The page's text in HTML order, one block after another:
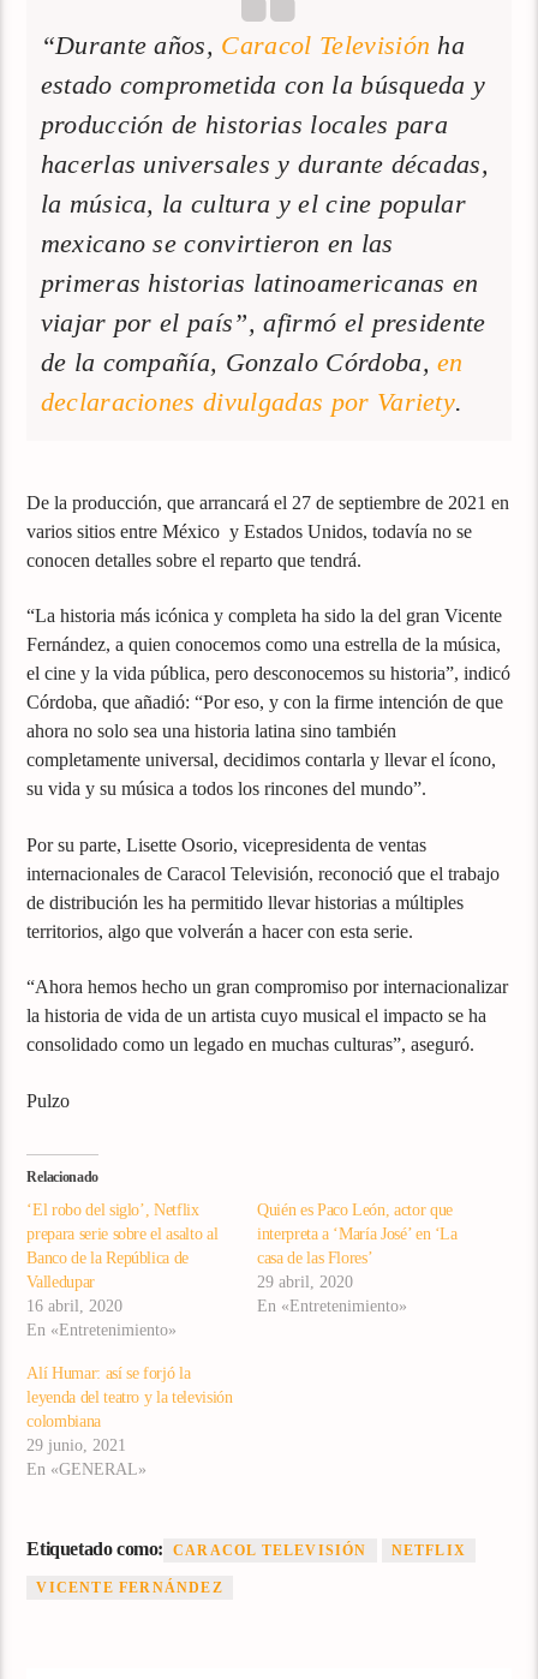
“Durante años, Caracol Televisión ha
estado comprometida con la búsqueda y
producción de historias locales para
hacerlas universales y durante décadas,
la música, la cultura y el cine popular
mexicano se convirtieron en las
primeras historias latinoamericanas en
viajar por el país”, afirmó el presidente
de la compañía, Gonzalo Córdoba,en
declaraciones divulgadas por Variety.
De la producción, que arrancará el 27 de septiembre de 2021 en
varios sitios entre México y Estados Unidos, todavía no se
conocen detalles sobre el reparto que tendrá.
“La historia más icónica y completa ha sido la del gran Vicente
Fernández, a quien conocemos como una estrella de la música,
el cine y la vida pública, pero desconocemos su historia”, indicó
Córdoba, que añadió: “Por eso, y con la firme intención de que
ahora no solo sea una historia latina sino también
completamente universal, decidimos contarla y llevar el ícono,
su vida y su música a todos los rincones del mundo”.
Por su parte, Lisette Osorio, vicepresidenta de ventas
internacionales de Caracol Televisión, reconoció que el trabajo
de distribución les ha permitido llevar historias a múltiples
territorios, algo que volverán a hacer con esta serie.
“Ahora hemos hecho un gran compromiso por internacionalizar
la historia de vida de un artista cuyo musical el impacto se ha
consolidado como un legado en muchas culturas”, aseguró.
Pulzo
Relacionado
‘El robo del siglo’, Netflix
prepara serie sobre el asalto al
Banco de la República de
Valledupar
16 abril, 2020
En «Entretenimiento»
Quién es Paco León, actor que
interpreta a ‘María José’ en ‘La
casa de las Flores’
29 abril, 2020
En «Entretenimiento»
Alí Humar: así se forjó la
leyenda del teatro y la televisión
colombiana
29 junio, 2021
En «GENERAL»
Etiquetado como: CARACOL TELEVISIÓN NETFLIX
VICENTE FERNÁNDEZ